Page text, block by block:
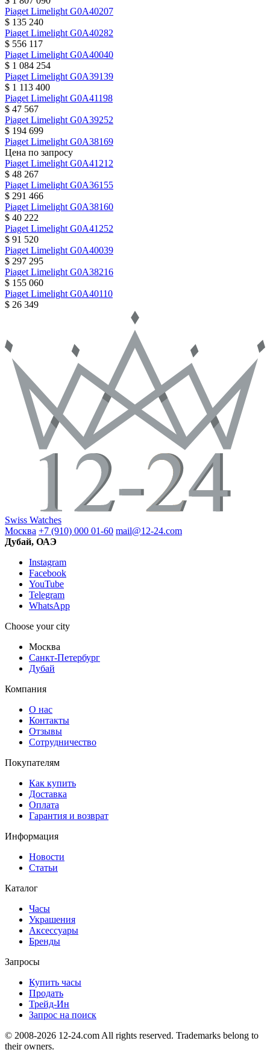
Piaget Limelight G0A40207
$ 135 240
Piaget Limelight G0A40282
$ 556 117
Piaget Limelight G0A40040
$ 1 084 254
Piaget Limelight G0A39139
$ 1 113 400
Piaget Limelight G0A41198
$ 47 567
Piaget Limelight G0A39252
$ 194 699
Piaget Limelight G0A38169
Цена по запросу
Piaget Limelight G0A41212
$ 48 267
Piaget Limelight G0A36155
$ 291 466
Piaget Limelight G0A38160
$ 40 222
Piaget Limelight G0A41252
$ 91 520
Piaget Limelight G0A40039
$ 297 295
Piaget Limelight G0A38216
$ 155 060
Piaget Limelight G0A40110
$ 26 349
Swiss Watches
Москва +7 (910) 000 01-60 mail@12-24.com
Дубай, ОАЭ
Instagram
Facebook
YouTube
Telegram
WhatsApp
Choose your city
Москва
Санкт-Петербург
Дубай
Компания
О нас
Контакты
Отзывы
Сотрудничество
Покупателям
Как купить
Доставка
Оплата
Гарантия и возврат
Информация
Новости
Статьи
Каталог
Часы
Украшения
Аксессуары
Бренды
Запросы
Купить часы
Продать
Трейд-Ин
Запрос на поиск
© 2008-2026 12-24.com All rights reserved. Trademarks belong to
their owners.